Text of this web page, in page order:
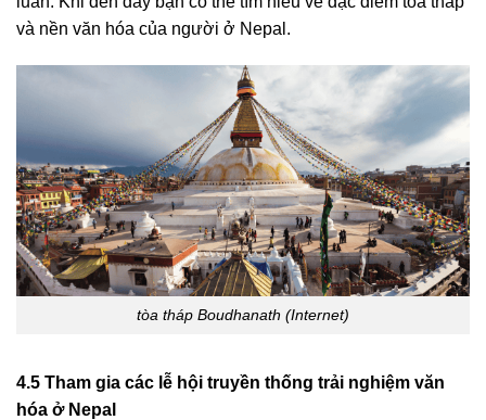
và nền văn hóa của người ở Nepal.
tòa tháp Boudhanath (Internet)
4.5 Tham gia các lễ hội truyền thống trải nghiệm văn
hóa ở Nepal